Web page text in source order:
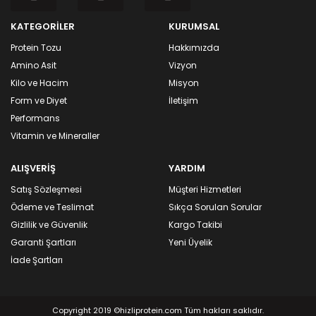
KATEGORİLER
Protein Tozu
Amino Asit
Kilo ve Hacim
Form ve Diyet
Performans
Vitamin ve Mineraller
KURUMSAL
Hakkımızda
Vizyon
Misyon
İletişim
ALIŞVERİŞ
Satış Sözleşmesi
Ödeme ve Teslimat
Gizlilik ve Güvenlik
Garanti Şartları
İade Şartları
YARDIM
Müşteri Hizmetleri
Sıkça Sorulan Sorular
Kargo Takibi
Yeni Üyelik
Copyright 2019 ©hizliprotein.com Tüm hakları saklıdır.